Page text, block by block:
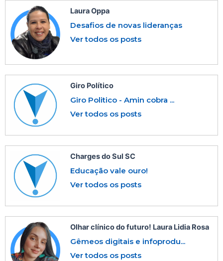
Laura Oppa
Desafios de novas lideranças
Ver todos os posts
Giro Político
Giro Politico - Amin cobra ...
Ver todos os posts
Charges do Sul SC
Educação vale ouro!
Ver todos os posts
Olhar clínico do futuro! Laura Lidia Rosa
Gêmeos digitais e infoprodu...
Ver todos os posts